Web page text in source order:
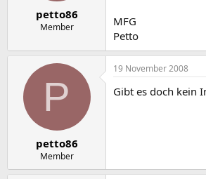
petto86
Member
MFG
Petto
P
petto86
Member
19 November 2008
Gibt es doch kein